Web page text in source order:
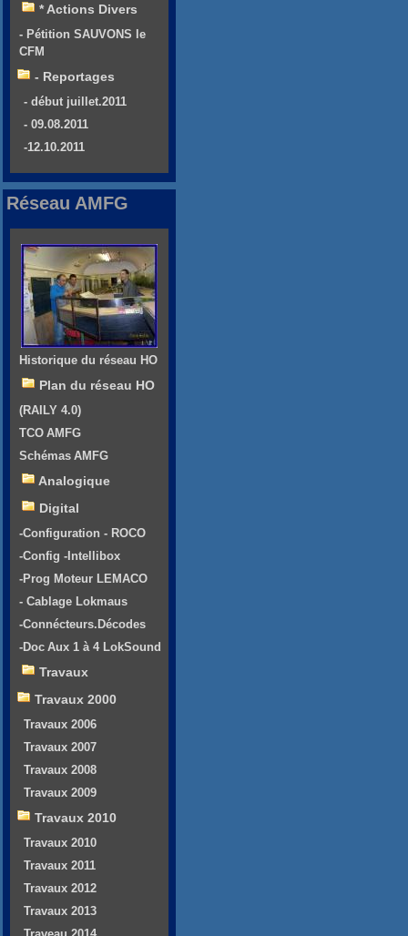
* Actions Divers
- Pétition SAUVONS le
CFM
- Reportages
- début juillet.2011
- 09.08.2011
-12.10.2011
Réseau AMFG
Historique du réseau HO
Plan du réseau HO
(RAILY 4.0)
TCO AMFG
Schémas AMFG
Analogique
Digital
-Configuration - ROCO
-Config -Intellibox
-Prog Moteur LEMACO
- Cablage Lokmaus
-Connécteurs.Décodes
-Doc Aux 1 à 4 LokSound
Travaux
Travaux 2000
Travaux 2006
Travaux 2007
Travaux 2008
Travaux 2009
Travaux 2010
Travaux 2010
Travaux 2011
Travaux 2012
Travaux 2013